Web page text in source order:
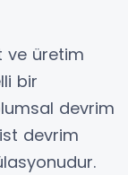
ve üretim
bir
devrim
devrim